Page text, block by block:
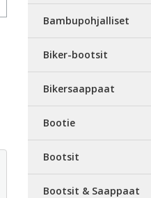
Bambupohjalliset
Biker-bootsit
Bikersaappaat
Bootie
Bootsit
Bootsit & Saappaat